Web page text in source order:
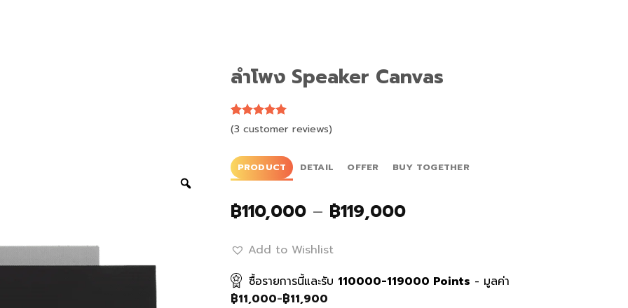
ลำโพง Speaker Canvas
5out of
5
based on
3
ratings
(3 customer reviews)
PRODUCT DETAIL OFFER BUY TOGETHER
฿110,000 – ฿119,000Price
฿119,000
Add to Wishlist
ซื้อรายการนี้และรับ 110000-119000 Points - มูลค่า
฿11,000-฿11,900